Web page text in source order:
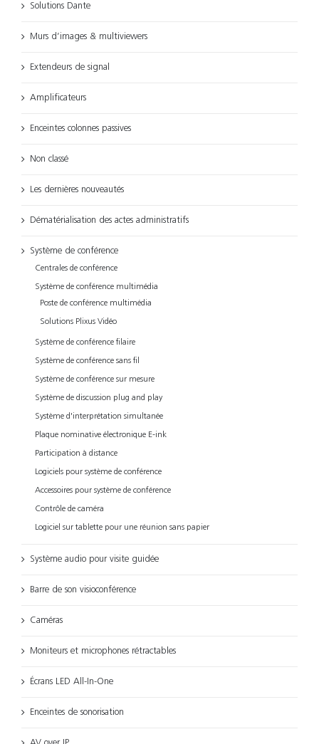
Solutions Dante
Murs d’images & multiviewers
Extendeurs de signal
Amplificateurs
Enceintes colonnes passives
Non classé
Les dernières nouveautés
Dématérialisation des actes administratifs
Système de conférence
Centrales de conférence
Système de conférence multimédia
Poste de conférence multimédia
Solutions Plixus Vidéo
Système de conférence filaire
Système de conférence sans fil
Système de conférence sur mesure
Système de discussion plug and play
Système d'interprétation simultanée
Plaque nominative électronique E-ink
Participation à distance
Logiciels pour système de conférence
Accessoires pour système de conférence
Contrôle de caméra
Logiciel sur tablette pour une réunion sans papier
Système audio pour visite guidée
Barre de son visioconférence
Caméras
Moniteurs et microphones rétractables
Écrans LED All-In-One
Enceintes de sonorisation